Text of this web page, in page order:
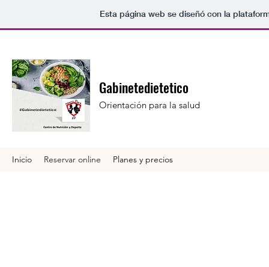
Esta página web se diseñó con la
Gabinetedietetico
Orientación para la salud
Inicio Reservar online Planes y precios